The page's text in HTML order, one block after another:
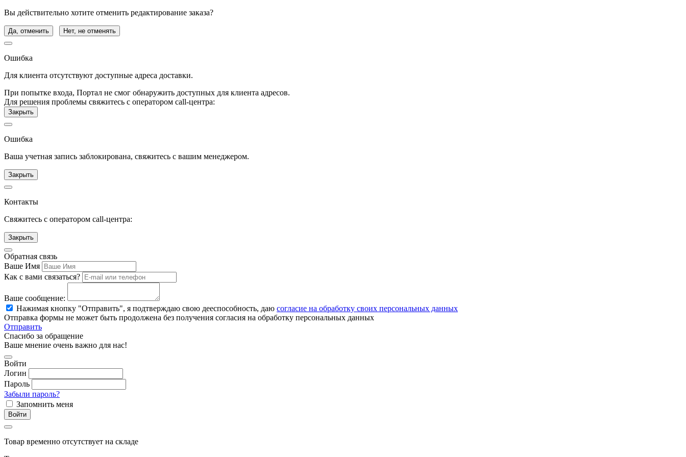
Вы действительно хотите отменить редактирование заказа?
Да, отменить Нет, не отменять
Ошибка
Для клиента отсутствуют доступные адреса доставки.
При попытке входа, Портал не смог обнаружить доступных для клиента адресов.
Для решения проблемы свяжитесь с оператором call-центра:
Закрыть
Ошибка
Ваша учетная запись заблокирована, свяжитесь с вашим менеджером.
Закрыть
Контакты
Свяжитесь с оператором call-центра:
Закрыть
Обратная связь
Ваше Имя
Как с вами связаться?
Ваше сообщение:
Нажимая кнопку "Отправить", я подтверждаю свою дееспособность, даю согласие на обработку своих персональных данных
Отправка формы не может быть продолжена без получения согласия на обработку персональных данных
Отправить
Спасибо за обращение
Ваше мнение очень важно для нас!
Войти
Логин
Пароль
Забыли пароль?
Запомнить меня
Войти
Товар временно отсутствует на складе